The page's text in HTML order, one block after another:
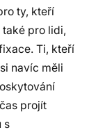
ty, kteří
pro lidi,
Ti, kteří
navíc měli
projít
s